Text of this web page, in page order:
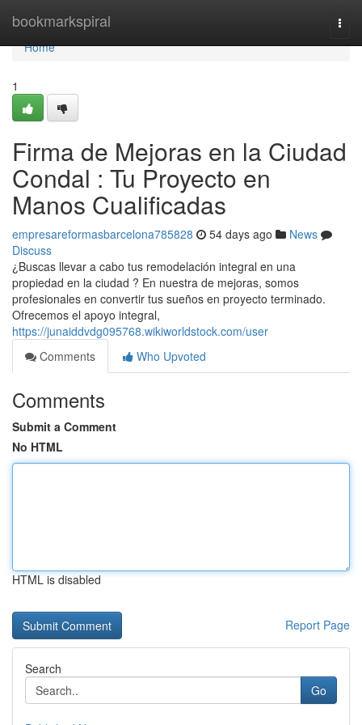
bookmarkspiral
Home
Home
1
Firma de Mejoras en la Ciudad
Condal : Tu Proyecto en
Manos Cualificadas
empresareformasbarcelona785828 54 days ago
News
Discuss
¿Buscas llevar a cabo tus remodelación integral en una
propiedad en la ciudad ? En nuestra de mejoras, somos
profesionales en convertir tus sueños en proyecto terminado.
Ofrecemos el apoyo integral,
https://junaiddvdg095768.wikiworldstock.com/user
Comments
Who Upvoted
Comments
Submit a Comment
No HTML
HTML is disabled
Report Page
Search
Go